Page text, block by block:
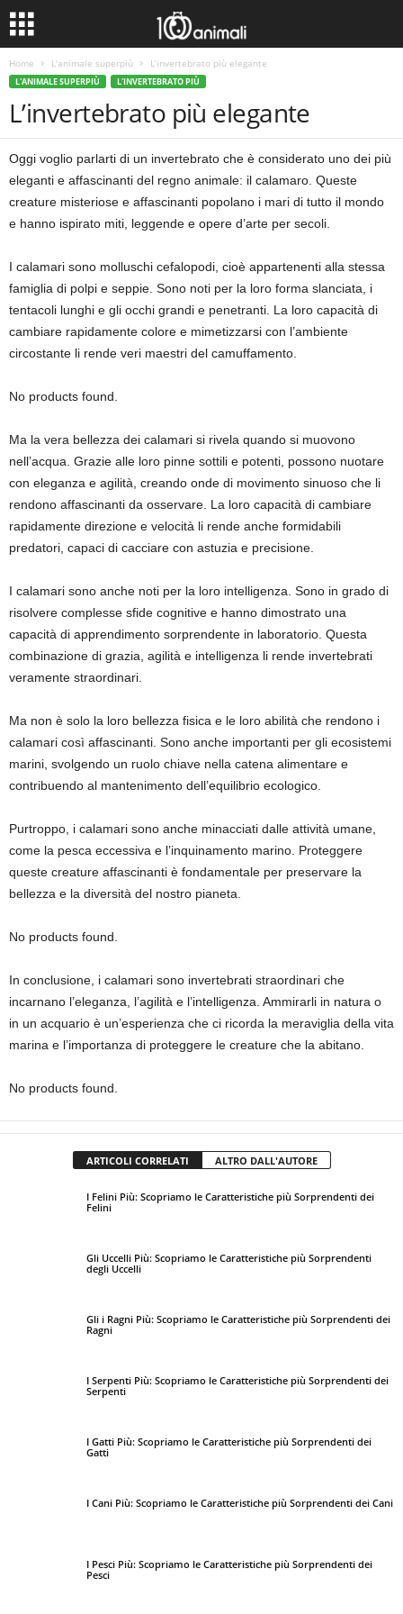
Home L'animale superpiù L’invertebrato più elegante
L'ANIMALE SUPERPIÙ L'INVERTEBRATO PIÙ
L’invertebrato più elegante
Oggi voglio parlarti di un invertebrato che è considerato uno dei più
eleganti e affascinanti del regno animale: il calamaro. Queste
creature misteriose e affascinanti popolano i mari di tutto il mondo
e hanno ispirato miti, leggende e opere d’arte per secoli.
I calamari sono molluschi cefalopodi, cioè appartenenti alla stessa
famiglia di polpi e seppie. Sono noti per la loro forma slanciata, i
tentacoli lunghi e gli occhi grandi e penetranti. La loro capacità di
cambiare rapidamente colore e mimetizzarsi con l’ambiente
circostante li rende veri maestri del camuffamento.
No products found.
Ma la vera bellezza dei calamari si rivela quando si muovono
nell’acqua. Grazie alle loro pinne sottili e potenti, possono nuotare
con eleganza e agilità, creando onde di movimento sinuoso che li
rendono affascinanti da osservare. La loro capacità di cambiare
rapidamente direzione e velocità li rende anche formidabili
predatori, capaci di cacciare con astuzia e precisione.
I calamari sono anche noti per la loro intelligenza. Sono in grado di
risolvere complesse sfide cognitive e hanno dimostrato una
capacità di apprendimento sorprendente in laboratorio. Questa
combinazione di grazia, agilità e intelligenza li rende invertebrati
veramente straordinari.
Ma non è solo la loro bellezza fisica e le loro abilità che rendono i
calamari così affascinanti. Sono anche importanti per gli ecosistemi
marini, svolgendo un ruolo chiave nella catena alimentare e
contribuendo al mantenimento dell’equilibrio ecologico.
Purtroppo, i calamari sono anche minacciati dalle attività umane,
come la pesca eccessiva e l’inquinamento marino. Proteggere
queste creature affascinanti è fondamentale per preservare la
bellezza e la diversità del nostro pianeta.
No products found.
In conclusione, i calamari sono invertebrati straordinari che
incarnano l’eleganza, l’agilità e l’intelligenza. Ammirarli in natura o
in un acquario è un’esperienza che ci ricorda la meraviglia della vita
marina e l’importanza di proteggere le creature che la abitano.
No products found.
ARTICOLI CORRELATI ALTRO DALL'AUTORE
I Felini Più: Scopriamo le Caratteristiche più Sorprendenti dei
Felini
Gli Uccelli Più: Scopriamo le Caratteristiche più Sorprendenti
degli Uccelli
Gli i Ragni Più: Scopriamo le Caratteristiche più Sorprendenti dei
Ragni
I Serpenti Più: Scopriamo le Caratteristiche più Sorprendenti dei
Serpenti
I Gatti Più: Scopriamo le Caratteristiche più Sorprendenti dei
Gatti
I Cani Più: Scopriamo le Caratteristiche più Sorprendenti dei Cani
I Pesci Più: Scopriamo le Caratteristiche più Sorprendenti dei
Pesci